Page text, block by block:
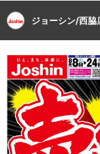
ジョーシン/西脇